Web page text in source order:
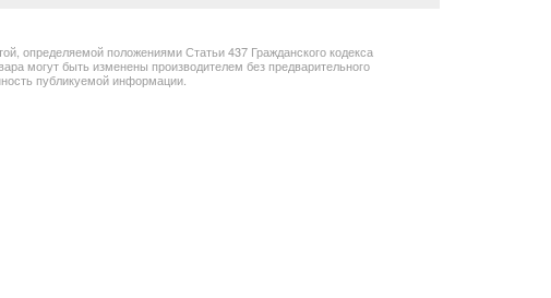
определяемой положениями Статьи 437 Гражданского кодекса
могут быть изменены производителем без предварительного
публикуемой информации.